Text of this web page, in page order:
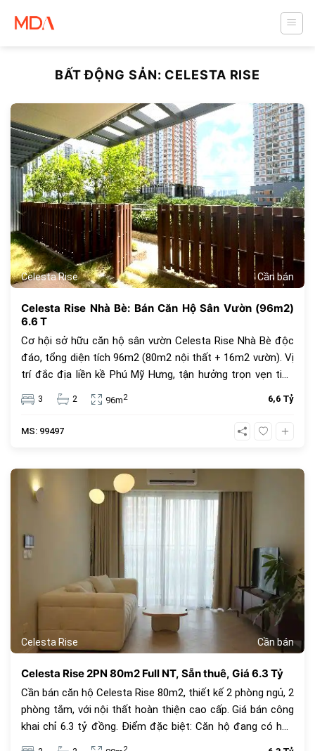
BẤT ĐỘNG SẢN: CELESTA RISE
Celesta Rise Cần bán
722
Celesta Rise Nhà Bè: Bán Căn Hộ Sân Vườn (96m2)
6.6 T
Cơ hội sở hữu căn hộ sân vườn Celesta Rise Nhà Bè độc
đáo, tổng diện tích 96m2 (80m2 nội thất + 16m2 vườn). Vị
trí đắc địa liền kề Phú Mỹ Hưng, tận hưởng trọn vẹn tiện
ích cao cấp. Hiện trạng nhà thô, chuyển nhượng hợp đồng
mua bán, giá 6.6 tỷ. Đầu tư và tự do thiết kế ngay hôm
nay!
3 2 96m2 6,6 Tỷ
MS: 99497
Celesta Rise Cần bán
Celesta Rise 2PN 80m2 Full NT, Sẵn thuê, Giá 6.3 Tỷ
Cần bán căn hộ Celesta Rise 80m2, thiết kế 2 phòng ngủ, 2
phòng tắm, với nội thất hoàn thiện cao cấp. Giá bán công
khai chỉ 6.3 tỷ đồng. Điểm đặc biệt: Căn hộ đang có hợp
đồng thuê ổn định, đảm bảo sinh lời ngay lập tức cho nhà